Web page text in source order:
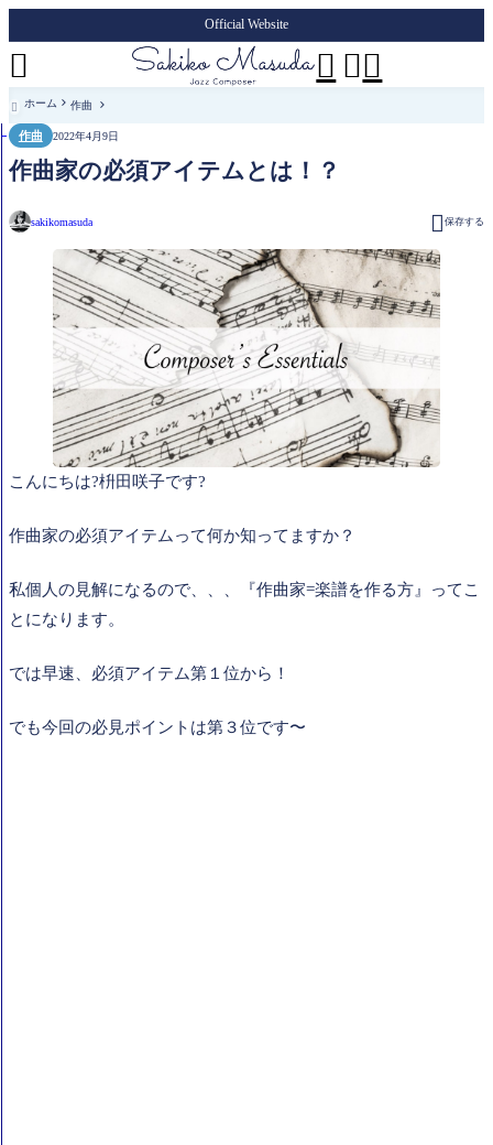
Official Website
 

 ホーム 作曲
作曲 2022年4月9日
作曲家の必須アイテムとは！？
sakikomasuda  保存する
こんにちは?枡田咲子です?
作曲家の必須アイテムって何か知ってますか？
私個人の見解になるので、、、『作曲家=楽譜を作る方』ってこ
とになります。
では早速、必須アイテム第１位から！
でも今回の必見ポイントは第３位です〜